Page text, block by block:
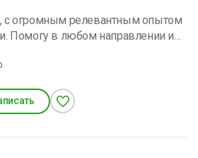
с огромным релевантным опытом
Помогу в любом направлении и
100/10.